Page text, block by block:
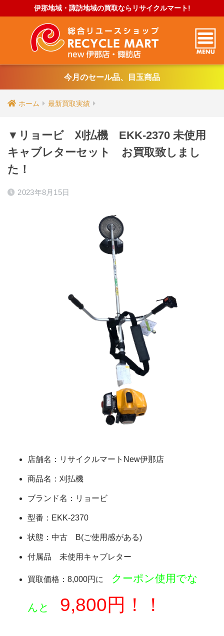
伊那地域・諏訪地域の買取ならリサイクルマート!
今月のセール品、目玉商品
ホーム 最新買取実績
▼リョービ 刈払機 EKK-2370 未使用
キャブレターセット お買取致しまし
た！
2023年8月15日
店舗名：リサイクルマートNew伊那店
商品名：刈払機
ブランド名：リョービ
型番：EKK-2370
状態：中古 B(ご使用感がある)
付属品 未使用キャブレター
買取価格：8,000円に クーポン使用でな
んと 9,800円！！